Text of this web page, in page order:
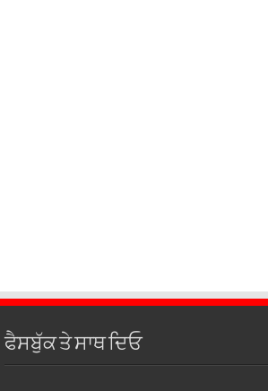
ਫੈਸਬੁੱਕ ਤੇ ਸਾਥ ਦਿਓ